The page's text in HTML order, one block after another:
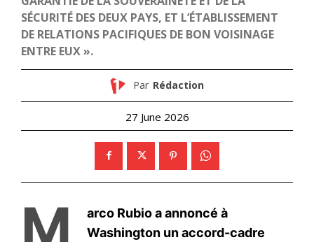
SÉCURITÉ DES DEUX PAYS, ET L’ÉTABLISSEMENT
DE RELATIONS PACIFIQUES DE BON VOISINAGE
ENTRE EUX ».
Par Rédaction
27 June 2026
M
arco Rubio a annoncé à
Washington un accord-cadre